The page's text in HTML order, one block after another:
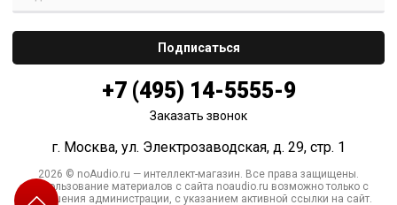
+7 (495) 14-5555-9
Заказать звонок
г. Москва, ул. Электрозаводская, д. 29, стр. 1
2026 © noAudio.ru — интеллект-магазин. Все права защищены.
Использование материалов с сайта noaudio.ru возможно только с
разрешения администрации, с указанием активной ссылки на сайт.